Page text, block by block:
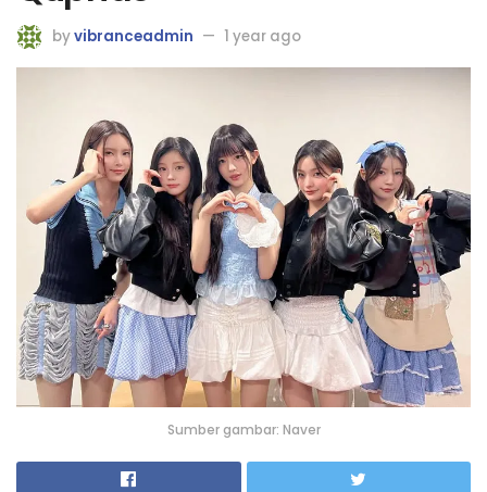
byvibranceadmin 1 year ago
Sumber gambar: Naver